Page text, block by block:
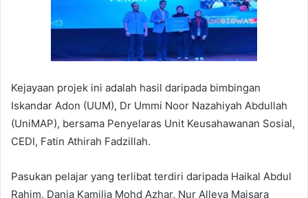
Kejayaan projek ini adalah hasil daripada bimbingan
Iskandar Adon (UUM), Dr Ummi Noor Nazahiyah Abdullah
(UniMAP), bersama Penyelaras Unit Keusahawanan Sosial,
CEDI, Fatin Athirah Fadzillah.
Pasukan pelajar yang terlibat terdiri daripada Haikal Abdul
Rahim, Dania Kamilia Mohd Azhar, Nur Alleya Maisara